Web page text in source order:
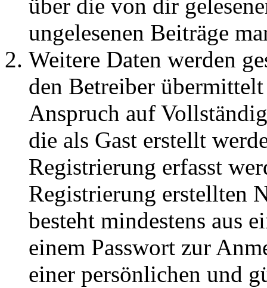
über die von dir
ungelesenen Beiträge
Weitere Daten werden
den Betreiber
Anspruch auf
die als Gast erstellt
Registrierung erfasst
Registrierung erstellten
besteht mindestens aus
einem Passwort zur
einer persönlichen und